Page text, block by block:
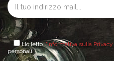
Ho lettol'informativa sulla Privacy
personali.